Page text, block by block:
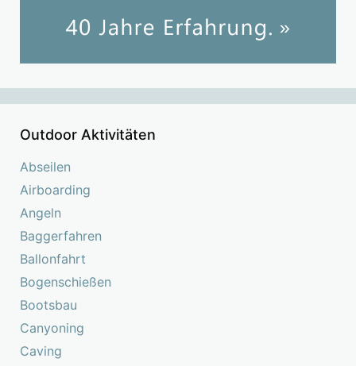
Outdoor Aktivitäten
Abseilen
Airboarding
Angeln
Baggerfahren
Ballonfahrt
Bogenschießen
Bootsbau
Canyoning
Caving